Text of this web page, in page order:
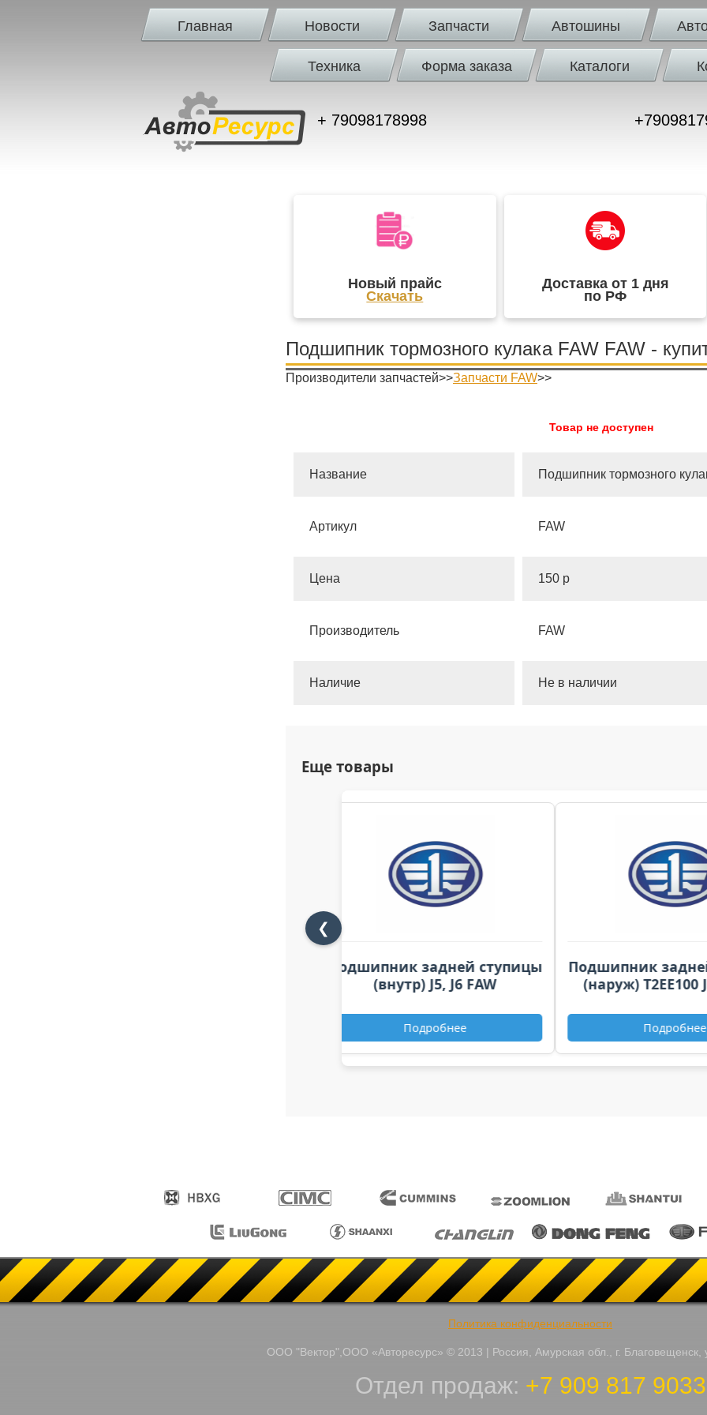
Главная Новости Запчасти Автошины
Техника Форма заказа Каталоги
+ 79098178998
Новый прайс
Скачать
Доставка от 1 дня
по РФ
Подшипник тормозного кулака FAW FAW -
Производители запчастей>>Запчасти FAW>>
Товар не доступен
Название Подшипник тормозного
Артикул FAW
Цена 150 р
Производитель FAW
Наличие Не в наличии
Политика конфиденциальности
ООО "Вектор",ООО «Авторесурс» © 2013 | Россия, Амурская обл., г. Благовещенск,
Отдел продаж: +7 909 817 9033